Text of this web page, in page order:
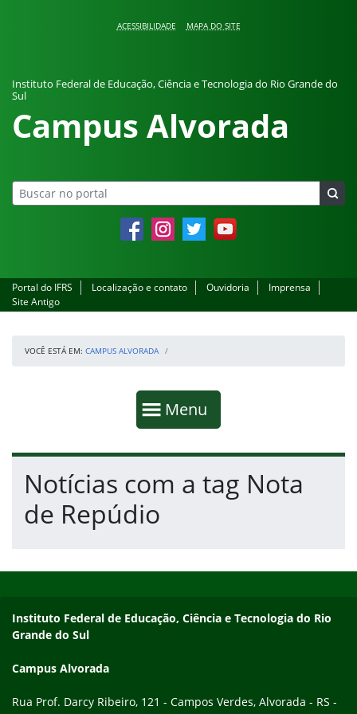
ACESSIBILIDADE MAPA DO SITE
Instituto Federal de Educação, Ciência e Tecnologia do Rio Grande do
Sul
Campus Alvorada
FacebookInstagramTwitter YouTube
Portal do IFRS Localização e contato Ouvidoria
Imprensa
Site Antigo
VOCÊ ESTÁ EM: CAMPUS ALVORADA
Mostrar
Menu
Fim da navegação
Início do conteúdo
Notícias com a tag Nota
de Repúdio
Endereço
Instituto Federal de Educação, Ciência e Tecnologia do Rio
Grande do Sul
Campus Alvorada
Rua Prof. Darcy Ribeiro, 121 - Campos Verdes, Alvorada - RS -